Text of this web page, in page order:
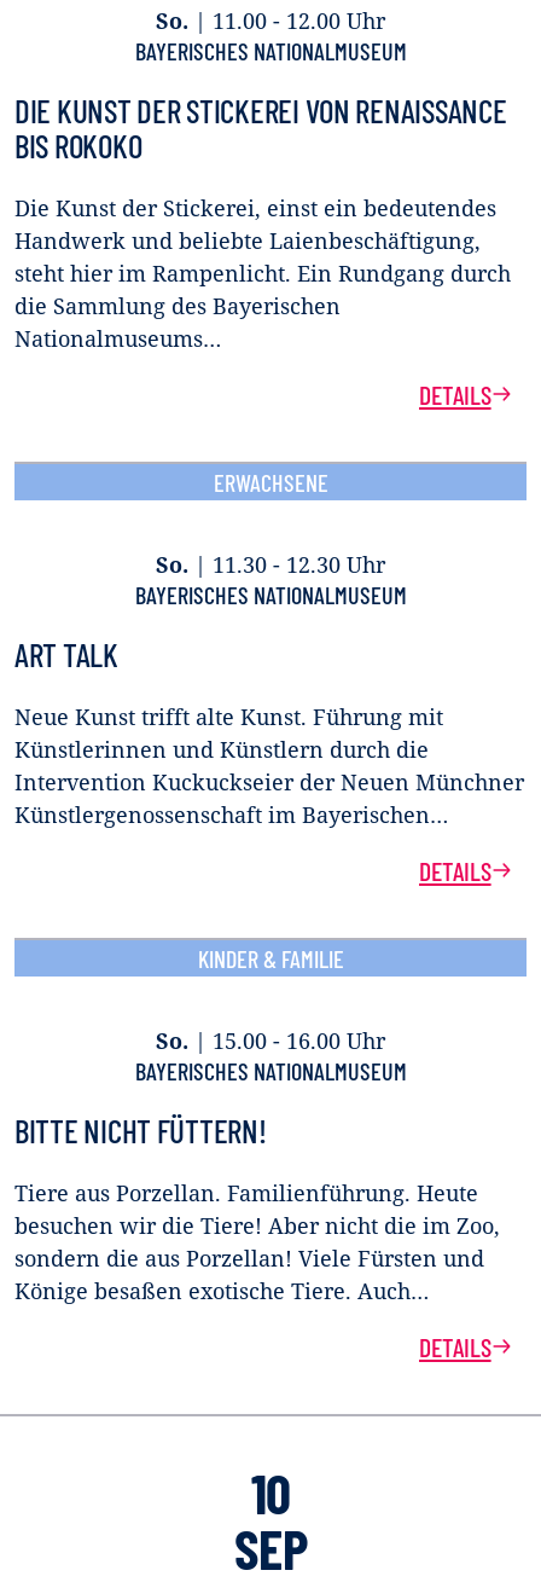
So. | 11.00 - 12.00 Uhr
BAYERISCHES NATIONALMUSEUM
DIE KUNST DER STICKEREI VON RENAISSANCE
BIS ROKOKO
Die Kunst der Stickerei, einst ein bedeutendes
Handwerk und beliebte Laienbeschäftigung,
steht hier im Rampenlicht. Ein Rundgang durch
die Sammlung des Bayerischen
Nationalmuseums…
DETAILS
ERWACHSENE
So. | 11.30 - 12.30 Uhr
BAYERISCHES NATIONALMUSEUM
ART TALK
Neue Kunst trifft alte Kunst. Führung mit
Künstlerinnen und Künstlern durch die
Intervention Kuckuckseier der Neuen Münchner
Künstlergenossenschaft im Bayerischen…
DETAILS
KINDER & FAMILIE
So. | 15.00 - 16.00 Uhr
BAYERISCHES NATIONALMUSEUM
BITTE NICHT FÜTTERN!
Tiere aus Porzellan. Familienführung. Heute
besuchen wir die Tiere! Aber nicht die im Zoo,
sondern die aus Porzellan! Viele Fürsten und
Könige besaßen exotische Tiere. Auch…
DETAILS
10
SEP